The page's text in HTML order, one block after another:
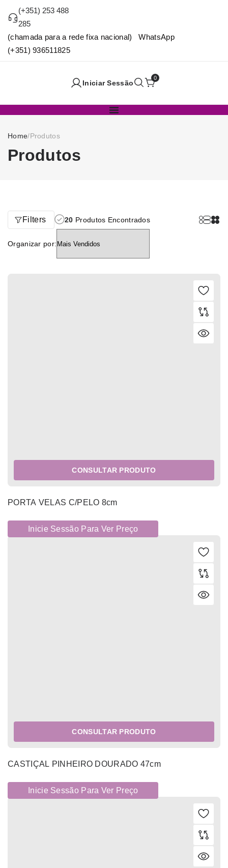
(+351) 253 488
285
(chamada para a rede fixa nacional) WhatsApp
(+351) 936511825
Iniciar Sessão
0
Home/Produtos
Produtos
Filters 20 Produtos Encontrados
Organizar por:
CONSULTAR PRODUTO
PORTA VELAS C/PELO 8cm
Inicie Sessão Para Ver Preço
CONSULTAR PRODUTO
CASTIÇAL PINHEIRO DOURADO 47cm
Inicie Sessão Para Ver Preço